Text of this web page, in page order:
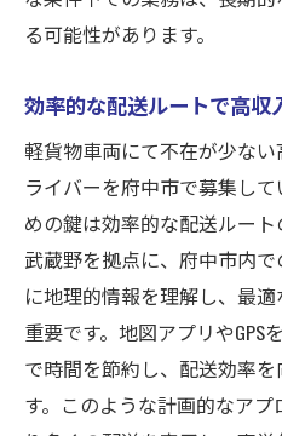
高単価配達で新し
配達ドライバーと
魅力的な報酬を達
軽貨物ドライバー
新しいキャリアに
軽貨物車両で不在が少
達を今すぐ応募
不在が少ない配送
応募から始まる新
る可能性があります。
効率的な配送ルートで高収
軽貨物車両にて不在が少な
ライバーを府中市で募集し
めの鍵は効率的な配送ルー
武蔵野を拠点に、府中市内
に地理的情報を理解し、最
重要です。地図アプリやGPS
で時間を節約し、配送効率
す。このような計画的なア